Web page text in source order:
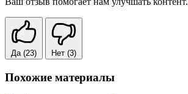
Да (23) Нет (3)
Похожие материалы